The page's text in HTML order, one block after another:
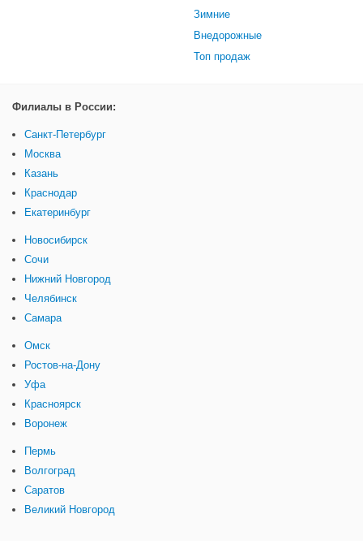
Зимние
Внедорожные
Топ продаж
Филиалы в России:
Санкт-Петербург
Москва
Казань
Краснодар
Екатеринбург
Новосибирск
Сочи
Нижний Новгород
Челябинск
Самара
Омск
Ростов-на-Дону
Уфа
Красноярск
Воронеж
Пермь
Волгоград
Саратов
Великий Новгород